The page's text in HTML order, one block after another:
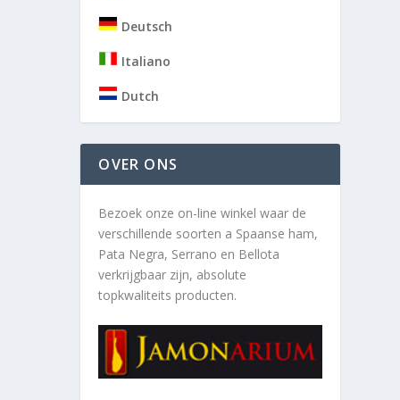
Deutsch
Italiano
Dutch
OVER ONS
Bezoek onze on-line winkel waar de
verschillende soorten a Spaanse ham,
Pata Negra, Serrano en Bellota
verkrijgbaar zijn, absolute
topkwaliteits producten.